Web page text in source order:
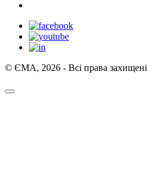
© ЄМА, 2026 - Всі права захищені